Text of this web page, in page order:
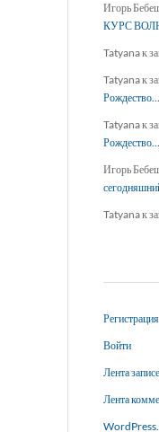
Игорь
КУРС
Tatyanaк
Tatyanaк
Рождество…
Tatyanaк
Рождество…
Игорь
Tatyanaк
Регистрация
Войти
Лента
Лента